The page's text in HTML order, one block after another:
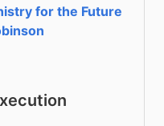
for the Future